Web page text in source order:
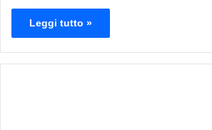
Leggi tutto »